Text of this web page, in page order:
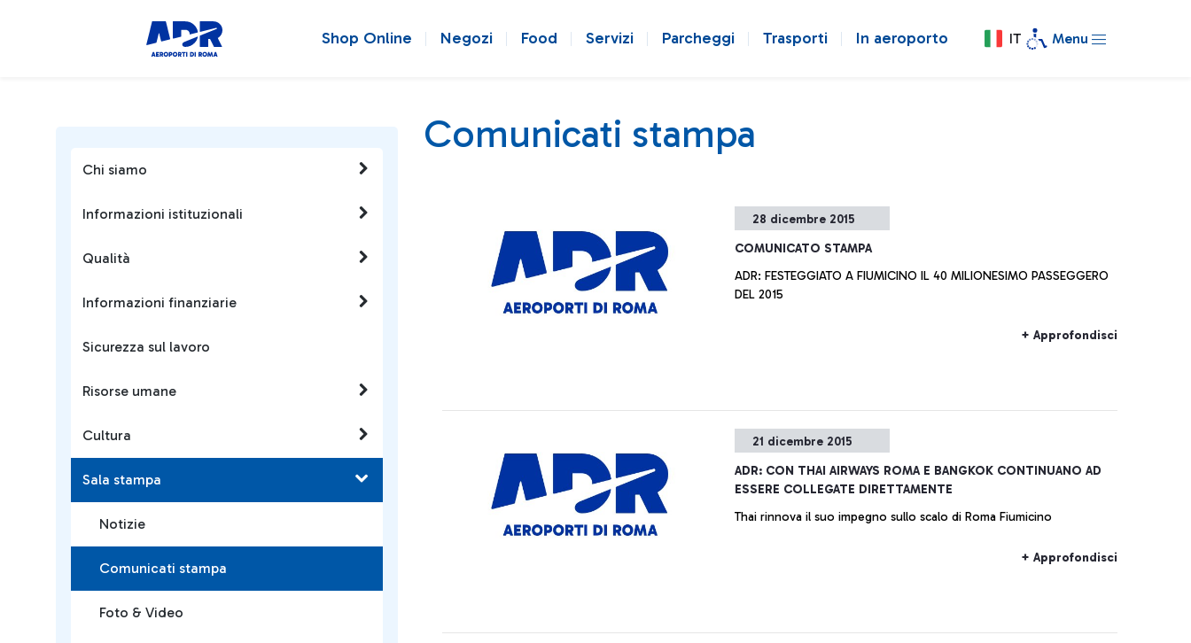
Shop Online Negozi Food Servizi Parcheggi Trasporti In aeroporto IT Menu
Chi siamo
Informazioni istituzionali
Qualità
Informazioni finanziarie
Sicurezza sul lavoro
Risorse umane
Cultura
Sala stampa
Notizie
Comunicati stampa
Foto & Video
Comunicati stampa
28 dicembre 2015
COMUNICATO STAMPA
ADR: FESTEGGIATO A FIUMICINO IL 40 MILIONESIMO PASSEGGERO
DEL 2015
+ Approfondisci
21 dicembre 2015
ADR: CON THAI AIRWAYS ROMA E BANGKOK CONTINUANO AD
ESSERE COLLEGATE DIRETTAMENTE
Thai rinnova il suo impegno sullo scalo di Roma Fiumicino
+ Approfondisci